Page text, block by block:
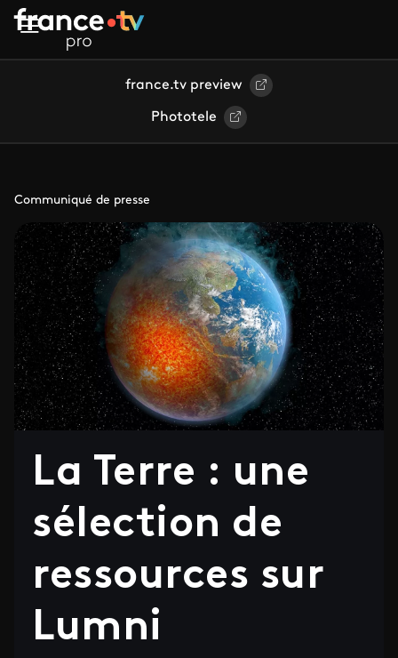
Aller au contenu principal
france.tv preview
Phototele
Communiqué de presse
La Terre : une
sélection de
ressources sur
Lumni